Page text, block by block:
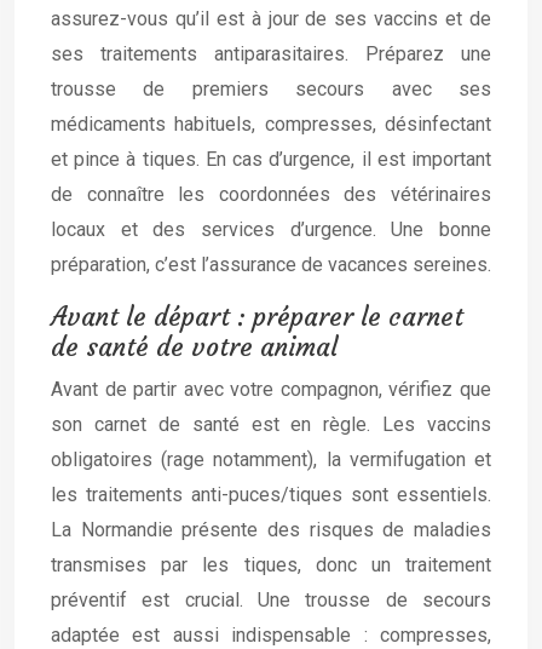
assurez-vous qu’il est à jour de ses vaccins et de
ses traitements antiparasitaires. Préparez une
trousse de premiers secours avec ses
médicaments habituels, compresses, désinfectant
et pince à tiques. En cas d’urgence, il est important
de connaître les coordonnées des vétérinaires
locaux et des services d’urgence. Une bonne
préparation, c’est l’assurance de vacances sereines.
Avant le départ : préparer le carnet
de santé de votre animal
Avant de partir avec votre compagnon, vérifiez que
son carnet de santé est en règle. Les vaccins
obligatoires (rage notamment), la vermifugation et
les traitements anti-puces/tiques sont essentiels.
La Normandie présente des risques de maladies
transmises par les tiques, donc un traitement
préventif est crucial. Une trousse de secours
adaptée est aussi indispensable : compresses,